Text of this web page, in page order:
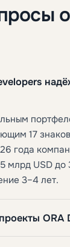
о
17
года
млрд USD до
3–4 лет.
ORA